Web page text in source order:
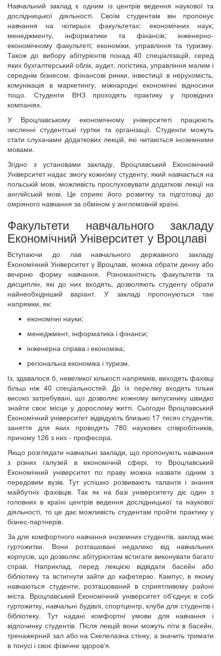
Навчальний заклад є одним із центрів ведення наукової та
дослідницької діяльності. Своїм студентам він пропонує
навчання на чотирьох факультетах: економічних наук;
менеджменту, інформатики та фінансів; інженерно-
економічному факультеті; економіки, управління та туризму.
Також до вибору абітурієнтів понад 40 спеціалізацій, серед
яких бухгалтерський облік, аудит, логістика, управління малим і
середнім бізнесом, фінансові ринки, інвестиції в нерухомість,
комунікація в маркетингу, міжнародні економічні відносини
тощо. Студенти ВНЗ проходять практику у провідних
компаніях.
У Вроцлавському економічному університеті працюють
численні студентські гуртки та організації. Студенти можуть
стати слухачами додаткових лекцій, які читаються іноземними
мовами.
Згідно з установами закладу, Вроцлавський Економічний
Університет надає змогу кожному студенту, який навчається на
польській мові, можливість прослуховувати додаткові лекції на
англійській мові. Це сприяє його розвитку та підготовці до
омріяного навчання за обміном у англомовній країні.
Факультети навчального закладу
Економічний Університет у Вроцлаві
Вступаючи до лав навчального державного закладу
Економічний Університет у Вроцлаві, можна обрати денну або
вечірню форму навчання. Різноманітність факультетів та
дисциплін, які до них входять, дозволяють студенту обрати
найнеобхідніший варіант. У закладі пропонуються такі
напрямки, як:
економічні науки;
менеджмент, інформатика і фінанси;
інженерна справа і економіка;
регіональна економіка і туризм.
Із, здавалося б, невеликої кількості напрямків, виходять фахівці
більш ніж 40 спеціальностей. До їх переліку входять тільки
високо затребувані, що дозволяє кожному випускнику швидко
знайти своє місце у дорослому житті. Сьогодні Вроцлавський
Економічний університет відвідують близько 17 тисяч студентів,
заняття для яких проводять 780 наукових співробітників,
причому 126 з них - професора.
Якщо розглядати навчальні заклади, що пропонують навчання
з різних галузей в економічній сфері, то Вроцлавський
Економічний університет по праву можна назвати одним з
передовим вузів. Тут успішно розвивають таланти і знання
майбутніх фахівців. Так як на базі університету діє один з
головних в країні центрів ведення дослідницької та наукової
діяльності, то це дає можливість студентам пройти практику у
бізнес-партнерів.
За для комфортного навчання іноземних студентів, заклад має
гуртожитки. Вони розташовані недалеко від навчальних
корпусів, що дозволяє абітурієнтам встигати виконувати багато
справ. Наприклад, перед лекцією відвідати басейн або
бібліотеку та встигнути зайти до кафетерію. Кампус, в якому
навчаються студенти, розташований в сприятливому районі
міста. Вроцлавський Економічний університет об'єднує в собі
гуртожитку, навчальні будівлі, спортцентр, клуби для студентів і
бібліотеку. Тут надані комфортні умови для навчання і
відпочинку студентів. Після лекцій вони можуть піти в басейн,
тренажерний зал або на Скелелазна стінку, а значить тримати
в тонусі і своє фізичне здоров'я.